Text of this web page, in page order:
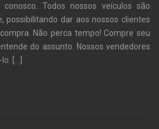
Todos nossos veículos são
possibilitando dar aos nossos clientes
Não perca tempo! Compre seu
do assunto. Nossos vendedores